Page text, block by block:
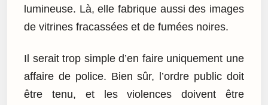
lumineuse. Là, elle fabrique aussi des images
de vitrines fracassées et de fumées noires.
Il serait trop simple d’en faire uniquement une
affaire de police. Bien sûr, l’ordre public doit
être tenu, et les violences doivent être